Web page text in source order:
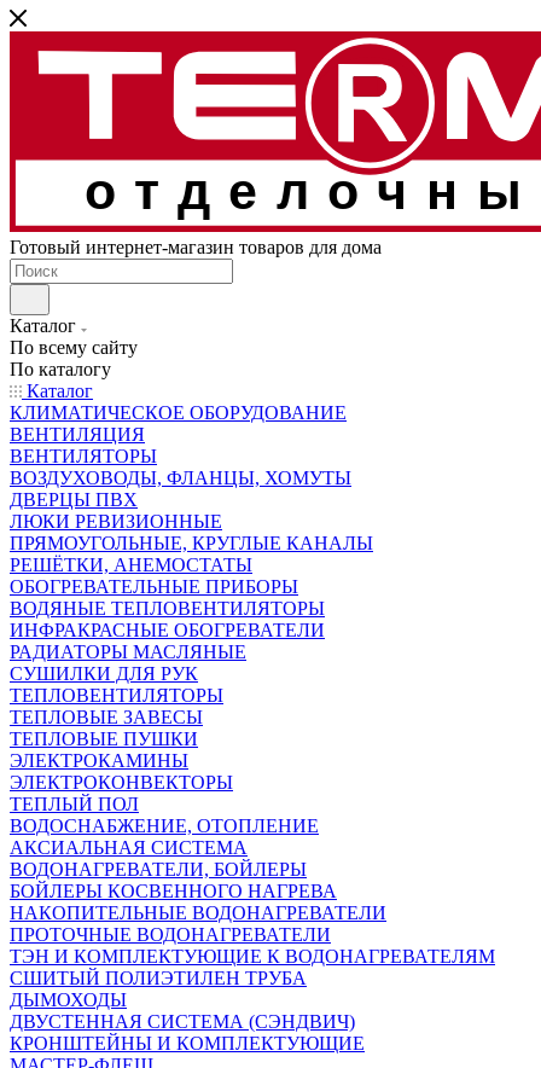
Готовый интернет-магазин товаров для дома
Каталог
По всему сайту
По каталогу
Каталог
КЛИМАТИЧЕСКОЕ ОБОРУДОВАНИЕ
ВЕНТИЛЯЦИЯ
ВЕНТИЛЯТОРЫ
ВОЗДУХОВОДЫ, ФЛАНЦЫ, ХОМУТЫ
ДВЕРЦЫ ПВХ
ЛЮКИ РЕВИЗИОННЫЕ
ПРЯМОУГОЛЬНЫЕ, КРУГЛЫЕ КАНАЛЫ
РЕШЁТКИ, АНЕМОСТАТЫ
ОБОГРЕВАТЕЛЬНЫЕ ПРИБОРЫ
ВОДЯНЫЕ ТЕПЛОВЕНТИЛЯТОРЫ
ИНФРАКРАСНЫЕ ОБОГРЕВАТЕЛИ
РАДИАТОРЫ МАСЛЯНЫЕ
СУШИЛКИ ДЛЯ РУК
ТЕПЛОВЕНТИЛЯТОРЫ
ТЕПЛОВЫЕ ЗАВЕСЫ
ТЕПЛОВЫЕ ПУШКИ
ЭЛЕКТРОКАМИНЫ
ЭЛЕКТРОКОНВЕКТОРЫ
ТЕПЛЫЙ ПОЛ
ВОДОСНАБЖЕНИЕ, ОТОПЛЕНИЕ
АКСИАЛЬНАЯ СИСТЕМА
ВОДОНАГРЕВАТЕЛИ, БОЙЛЕРЫ
БОЙЛЕРЫ КОСВЕННОГО НАГРЕВА
НАКОПИТЕЛЬНЫЕ ВОДОНАГРЕВАТЕЛИ
ПРОТОЧНЫЕ ВОДОНАГРЕВАТЕЛИ
ТЭН И КОМПЛЕКТУЮЩИЕ К ВОДОНАГРЕВАТЕЛЯМ
СШИТЫЙ ПОЛИЭТИЛЕН ТРУБА
ДЫМОХОДЫ
ДВУСТЕННАЯ СИСТЕМА (СЭНДВИЧ)
КРОНШТЕЙНЫ И КОМПЛЕКТУЮЩИЕ